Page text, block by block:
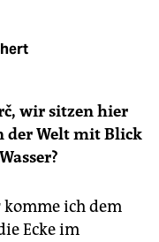
wir sitzen hier
der Welt mit Blick
ich dem
Ecke im